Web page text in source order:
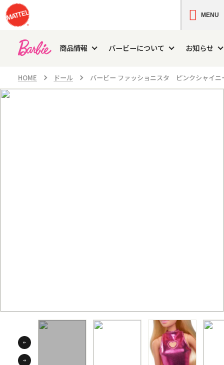
MENU
商品情報 バービーについて お知らせ
HOME ドール バービー ファッショニスタ ピンクシャイニ